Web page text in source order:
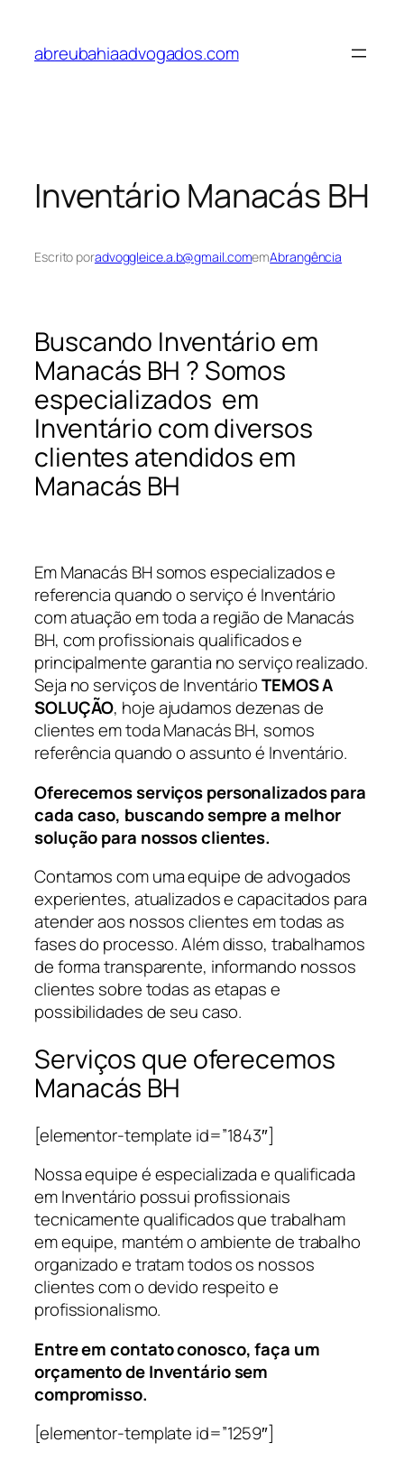
abreubahiaadvogados.com
Inventário Manacás BH
Escrito poradvoggleice.a.b@gmail.comemAbrangência
Buscando Inventário em
Manacás BH ? Somos
especializados em
Inventário com diversos
clientes atendidos em
Manacás BH
Em Manacás BH somos especializados e
referencia quando o serviço é Inventário
com atuação em toda a região de Manacás
BH, com profissionais qualificados e
principalmente garantia no serviço realizado.
Seja no serviços de InventárioTEMOS A
SOLUÇÃO, hoje ajudamos dezenas de
clientes em toda Manacás BH, somos
referência quando o assunto é Inventário.
Oferecemos serviços personalizados para
cada caso, buscando sempre a melhor
solução para nossos clientes.
Contamos com uma equipe de advogados
experientes, atualizados e capacitados para
atender aos nossos clientes em todas as
fases do processo. Além disso, trabalhamos
de forma transparente, informando nossos
clientes sobre todas as etapas e
possibilidades de seu caso.
Serviços que oferecemos
Manacás BH
[elementor-template id=”1843″]
Nossa equipe é especializada e qualificada
em Inventário possui profissionais
tecnicamente qualificados que trabalham
em equipe, mantém o ambiente de trabalho
organizado e tratam todos os nossos
clientes com o devido respeito e
profissionalismo.
Entre em contato conosco, faça um
orçamento de Inventário sem
compromisso.
[elementor-template id=”1259″]